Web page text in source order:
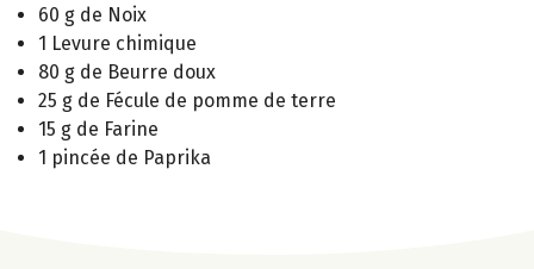
60 g de Noix
1 Levure chimique
80 g de Beurre doux
25 g de Fécule de pomme de terre
15 g de Farine
1 pincée de Paprika